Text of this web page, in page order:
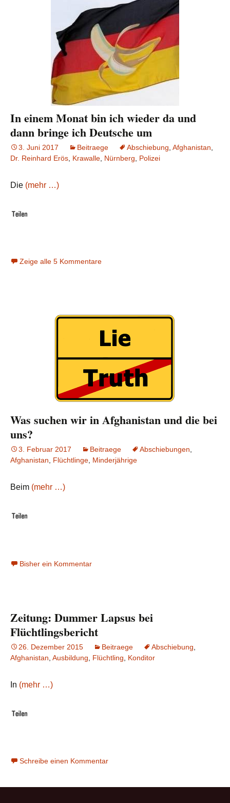
In einem Monat bin ich wieder da und
dann bringe ich Deutsche um
3. Juni 2017 Beitraege Abschiebung Afghanistan
Dr. Reinhard Erös Krawalle Nürnberg Polizei
Die (mehr …)
Zeige alle 5 Kommentare
Was suchen wir in Afghanistan und die bei
uns?
3. Februar 2017 Beitraege Abschiebungen,
Afghanistan, Flüchtlinge, Minderjährige
Beim (mehr …)
Bisher ein Kommentar
Zeitung: Dummer Lapsus bei
Flüchtlingsbericht
26. Dezember 2015 Beitraege Abschiebung
Afghanistan Ausbildung Flüchtling Konditor
In (mehr …)
Schreibe einen Kommentar